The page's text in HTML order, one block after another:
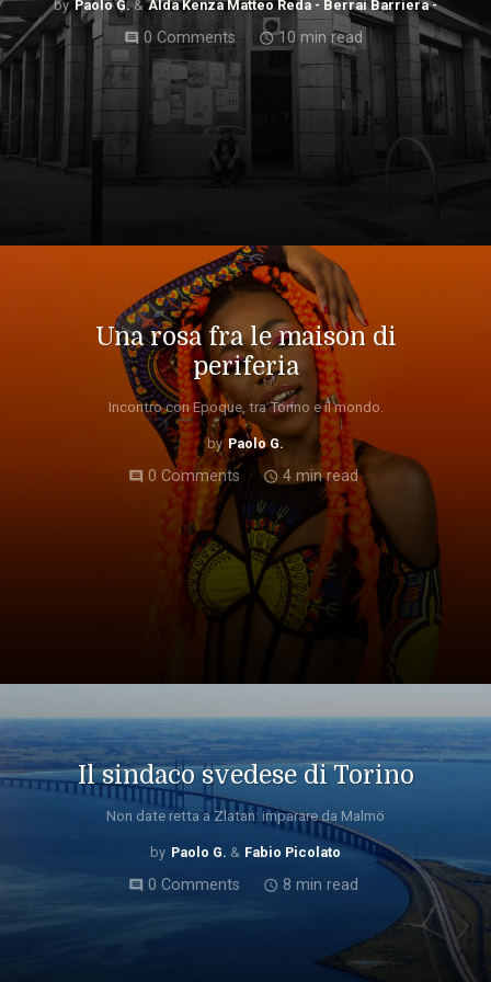
Paolo G. Alda Kenza Matteo Reda - Berrai Barriera -
comment 0 Comments access_time10 min read
Una rosa fra le maison di
periferia
Incontro con Epoque, tra Torino e il mondo.
Paolo G.
comment 0 Comments access_time 4 min read
Il sindaco svedese di Torino
Non date retta a Zlatan: imparare da Malmö
Paolo G. Fabio Picolato
comment0 Comments access_time 8 min read